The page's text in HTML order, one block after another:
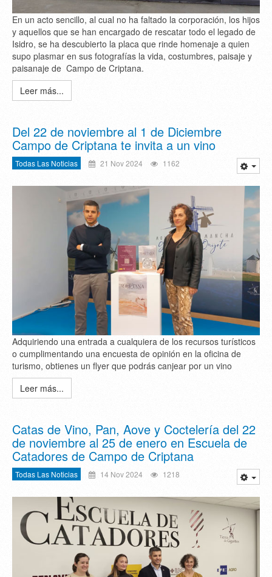
En un acto sencillo, al cual no ha faltado la corporación, los hijos
y aquellos que se han encargado de rescatar todo el legado de
Isidro, se ha descubierto la placa que rinde homenaje a quien
supo plasmar en sus fotografías la vida, costumbres, paisaje y
paisanaje de Campo de Criptana.
Leer más...
Del 22 de noviembre al 1 de Diciembre
Campo de Criptana te invita a un vino
Todas Las Noticias 21 Nov 2024 1162
Adquiriendo una entrada a cualquiera de los recursos turísticos
o cumplimentando una encuesta de opinión en la oficina de
turismo, obtienes un flyer que podrás canjear por un vino
Leer más...
Catas de Vino, Pan, Aove y Coctelería del 22
de noviembre al 25 de enero en Escuela de
Catadores de Campo de Criptana
Todas Las Noticias 14 Nov 2024 1218